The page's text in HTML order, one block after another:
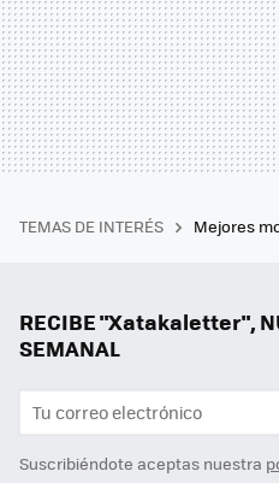
TEMAS DE INTERÉS Mejores
RECIBE "Xatakaletter",
SEMANAL
Suscribiéndote aceptas nuestra